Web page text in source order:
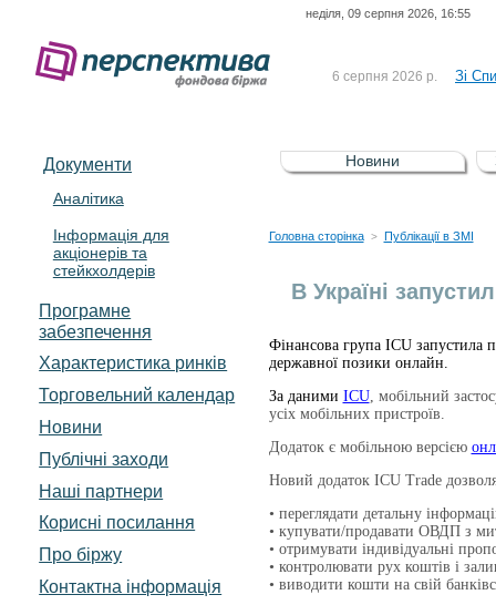
неділя, 09 серпня 2026, 16:55
6 серпня 2026 р. Зі
5 серпня 2026 р.
Зі
UA4000232607)
4 серпня 2026 р.
До
Документи
Аналітика
Інформація для
акціонерів та
стейкхолдерів
Програмне
забезпечення
Характеристика pинків
Торговельний календар
Новини
Публічні заходи
Наші партнери
Корисні посилання
Про біржу
Контактна інформація
Новини
Головна сторінка > Публікації в ЗМІ
В Україні
Фінансова група ICU запустила
державної позики онлайн.
За даними ICU, мобільний
усіх мобільних пристроїв.
Додаток є мобільною версією
Новий додаток ICU Trade
• переглядати детальну
• купувати/продавати ОВДП з
• отримувати індивідуальні
• контролювати рух коштів і
• виводити кошти на свій